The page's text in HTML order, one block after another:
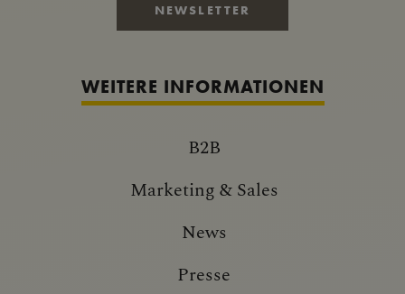
NEWSLETTER
WEITERE INFORMATIONEN
B2B
Marketing & Sales
News
Presse